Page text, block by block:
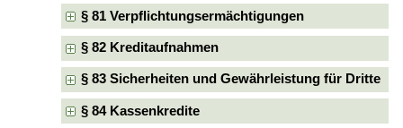
§ 81 Verpflichtungsermächtigungen
§ 82 Kreditaufnahmen
§ 83 Sicherheiten und Gewährleistung für Dritte
§ 84 Kassenkredite